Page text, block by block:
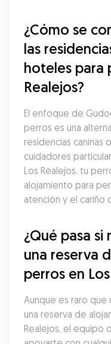
¿Cómo se
las
hoteles para
Realejos?
El enfoque de
perros es una
residencias caninas
cuidadores
Los Realejos, tu
alojamiento para
atención y el cariño
¿Qué pasa
una reserva
perros en
Aunque es raro
una reserva de
Realejos, el equipo